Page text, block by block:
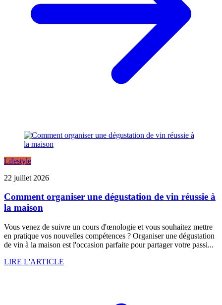
Lifestyle
22 juillet 2026
Comment organiser une dégustation de vin réussie à
la maison
Vous venez de suivre un cours d'œnologie et vous souhaitez mettre
en pratique vos nouvelles compétences ? Organiser une dégustation
de vin à la maison est l'occasion parfaite pour partager votre passi...
LIRE L'ARTICLE